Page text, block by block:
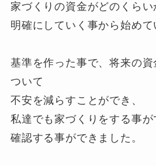
家づくりの資金がどのくら
明確にしていく事から始めて
基準を作った事で、将来の
ついて
不安を減らすことができ、
私達でも家づくりをする事が
確認する事ができました。